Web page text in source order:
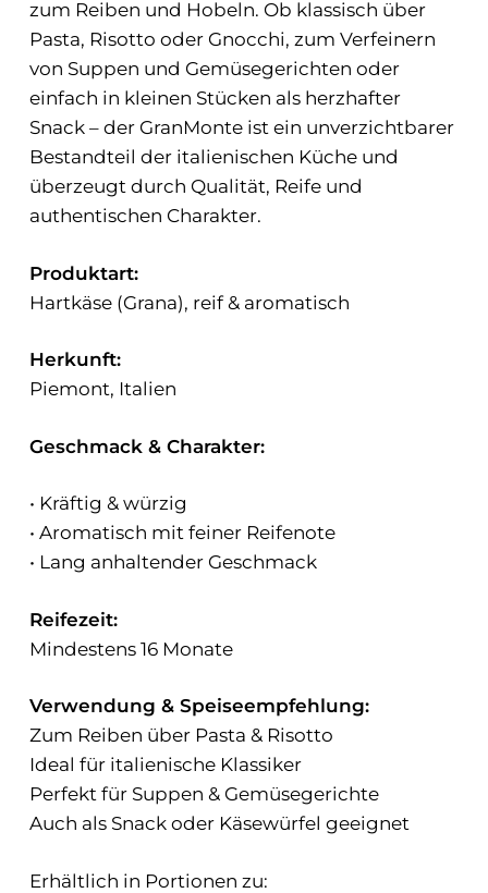
zum Reiben und Hobeln. Ob klassisch über
Pasta, Risotto oder Gnocchi, zum Verfeinern
von Suppen und Gemüsegerichten oder
einfach in kleinen Stücken als herzhafter
Snack – der GranMonte ist ein unverzichtbarer
Bestandteil der italienischen Küche und
überzeugt durch Qualität, Reife und
authentischen Charakter.
Produktart:
Hartkäse (Grana), reif & aromatisch
Herkunft:
Piemont, Italien
Geschmack & Charakter:
• Kräftig & würzig
• Aromatisch mit feiner Reifenote
• Lang anhaltender Geschmack
Reifezeit:
Mindestens 16 Monate
Verwendung & Speiseempfehlung:
Zum Reiben über Pasta & Risotto
Ideal für italienische Klassiker
Perfekt für Suppen & Gemüsegerichte
Auch als Snack oder Käsewürfel geeignet
Erhältlich in Portionen zu: